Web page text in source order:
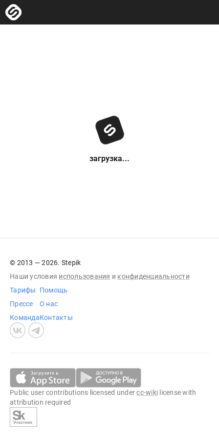
загрузка...
© 2013 — 2026. Stepik
Наши условия использования и конфиденциальности
Тарифы
Прессе
Команда
Помощь
О нас
Контакты
Public user contributions licensed undercc-wiki license with
attribution required